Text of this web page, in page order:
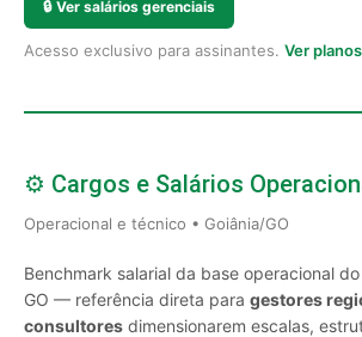
🔒 Ver salários gerenciais
Acesso exclusivo para assinantes. Ver
⚙️ Cargos e Salários
Operacional e técnico • Goiânia/GO
Benchmark salarial da base operacional
GO — referência direta para gestores
consultores dimensionarem escalas,